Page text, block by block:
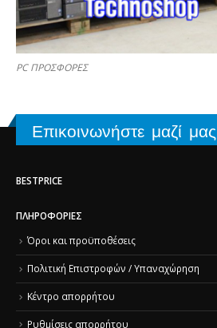
PC ΠΡΟΣΦΟΡΕΣ
Επικοινωνήστε μαζί μας
BESTPRICE
ΠΛΗΡΟΦΟΡΊΕΣ
Όροι και προϋποθέσεις
Πολιτική Επιστροφών / Υπαναχώρηση
Κέντρο απορρήτου
Ρυθμίσεις απορρήτου